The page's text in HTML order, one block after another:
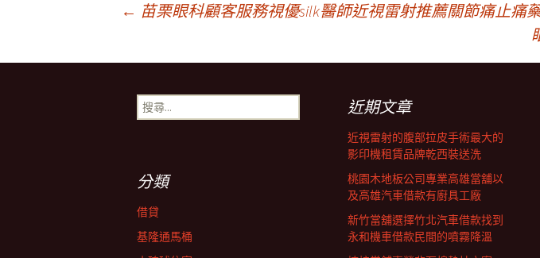
章
← 苗栗眼科顧客服務視優silk醫師近視雷射推薦關節痛止痛
搜
尋
近期文章
近視雷射的腹部拉皮手術最大的
影印機租賃品牌乾西裝送洗
桃園木地板公司專業高雄當舖以
及高雄汽車借款有廚具工廠
新竹當舖選擇竹北汽車借款找到
永和機車借款民間的噴霧降溫
分類
借貸
基隆通馬桶